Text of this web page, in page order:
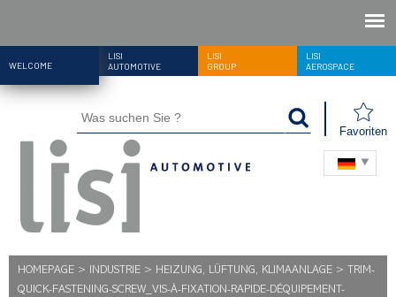
WELCOME
LISI
AUTOMOTIVE
LISI
GROUP
LISI
AEROSPACE
Favoriten
HOMEPAGE > INDUSTRIE > HEIZUNG, LÜFTUNG, KLIMAANLAGE >
TRIM-
QUICK-FASTENING-SCREW_VIS-À-FIXATION-RAPIDE-DÉQUIPEMENT-